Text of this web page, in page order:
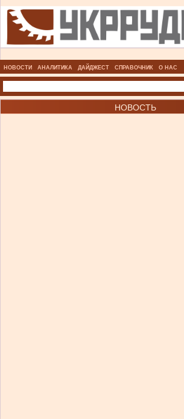
НОВОСТИ АНАЛИТИКА ДАЙДЖЕСТ СПРАВОЧНИК О НАС
НОВОСТЬ